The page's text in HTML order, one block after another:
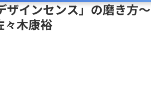
ザインセンス」の磨き方～
木康裕